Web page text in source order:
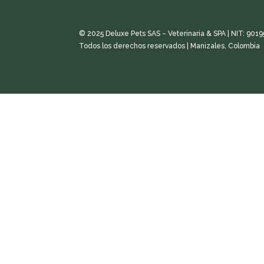
© 2025 Deluxe Pets SAS – Veterinaria & SPA | NIT:
Todos los derechos reservados | Manizales, Colombia